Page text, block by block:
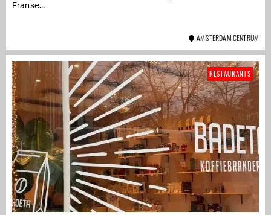
Franse...
AMSTERDAM CENTRUM
RESTAURANTS